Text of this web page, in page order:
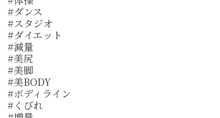
#ダンス
#スタジオ
#ダイエット
#減量
#美尻
#美脚
#美BODY
#ボディライン
#くびれ